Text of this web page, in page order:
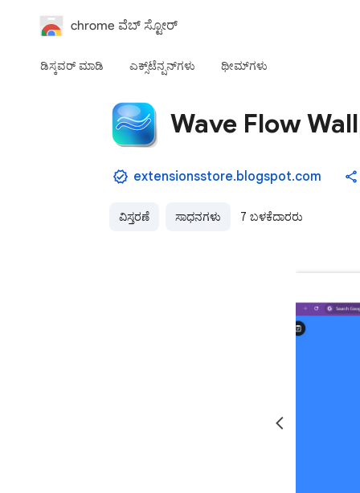
chrome ವೆಬ್‌ ಸ್ಟೋರ್‌
ಡಿಸ್ಕವರ್ ಮಾಡಿ ಎಕ್ಸ್‌ಟೆನ್ಷನ್‌‌ಗಳು ಥೀಮ್‌ಗಳು
Wave Flow
extensionsstore.blogspot.com
ವಿಸ್ತರಣೆ ಸಾಧನಗಳು 7 ಬಳಕೆದಾರರು